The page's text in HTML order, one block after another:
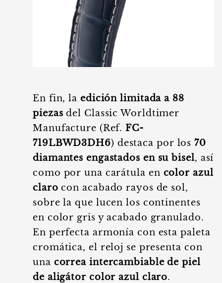
En fin, la edición limitada a 88
piezas del Classic Worldtimer
Manufacture (Ref.FC-
719LBWD3DH6) destaca por los70
diamantes engastados en su bisel, así
como por una carátula en color azul
claro con acabado rayos de sol,
sobre la que lucen los continentes
en color gris y acabado granulado.
En perfecta armonía con esta paleta
cromática, el reloj se presenta con
una correa intercambiable de piel
de aligátor color azul claro.